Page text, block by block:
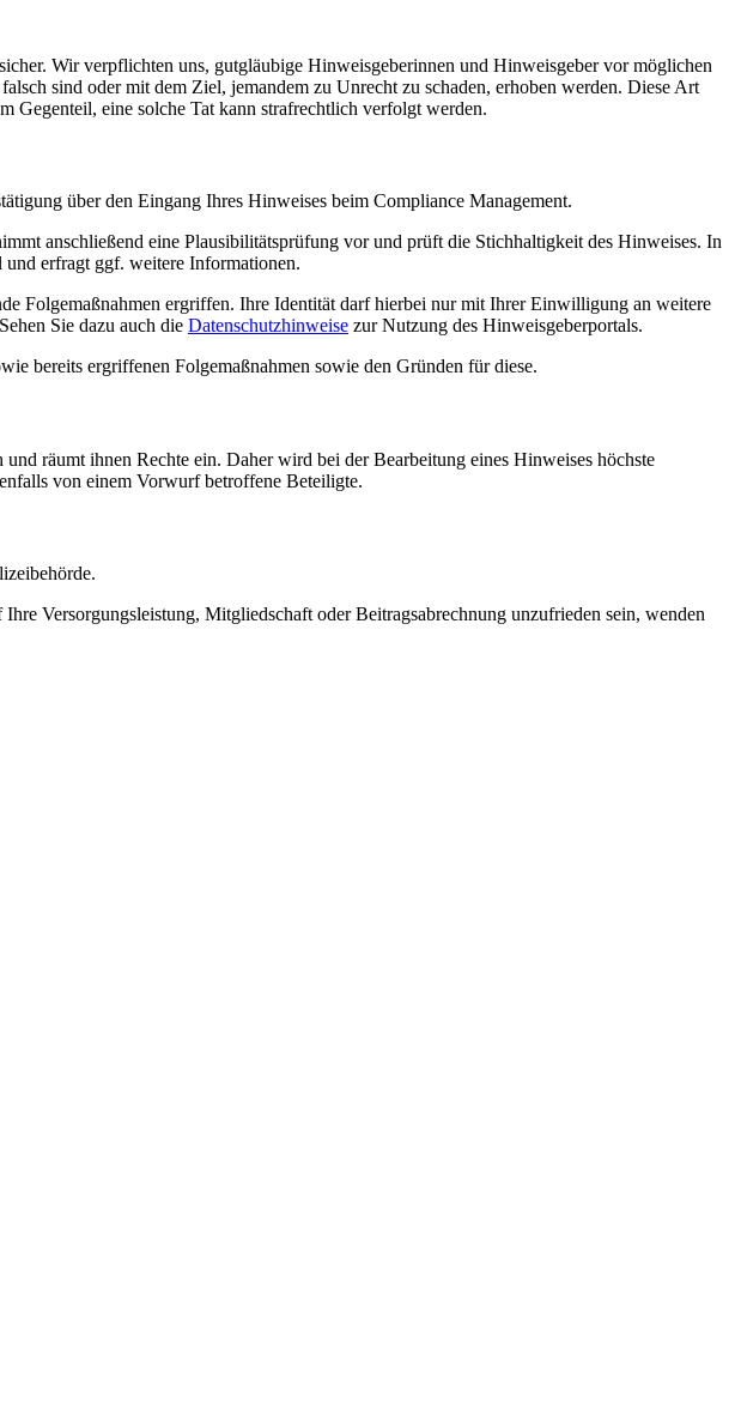
Wir verpflichten uns, gutgläubige Hinweisgeberinnen und Hinweisgeber vor möglichen
sind oder mit dem Ziel, jemandem zu Unrecht zu schaden, erhoben werden. Diese Art
eine solche Tat kann strafrechtlich verfolgt werden.
über den Eingang Ihres Hinweises beim Compliance Management.
anschließend eine Plausibilitätsprüfung vor und prüft die Stichhaltigkeit des Hinweises. In
erfragt ggf. weitere Informationen.
Folgemaßnahmen ergriffen. Ihre Identität darf hierbei nur mit Ihrer Einwilligung an weitere
Sie dazu auch die Datenschutzhinweise zur Nutzung des Hinweisgeberportals.
bereits ergriffenen Folgemaßnahmen sowie den Gründen für diese.
räumt ihnen Rechte ein. Daher wird bei der Bearbeitung eines Hinweises höchste
von einem Vorwurf betroffene Beteiligte.
Versorgungsleistung, Mitgliedschaft oder Beitragsabrechnung unzufrieden sein, wenden